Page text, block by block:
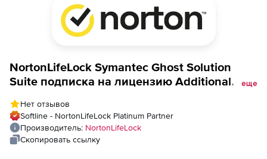
NortonLifeLock Symantec Ghost Solution
Suite подписка на лицензию Additional
академических учреждений +
техподдержка на 1 год Количество
устройств
еще
Нет отзывов
Softline - NortonLifeLock Platinum Partner
Производитель: NortonLifeLock
Скопировать ссылку